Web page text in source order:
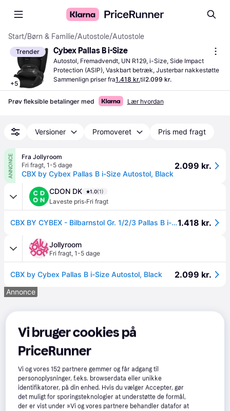
Start/Børn & Familie/Autostole/Autostole
Trender
+5
Cybex Pallas B i-Size
Autostol, Fremadvendt, UN R129, i-Size, Side Impact
Protection (ASIP), Vaskbart betræk, Justerbar nakkestøtte
Sammenlign priser fra1.418 kr.til2.099 kr.
Prøv fleksible betalinger med Lær hvordan
Versioner Promoveret Pris med fragt
ANNONCE
Fra Jollyroom
Fri fragt, 1-5 dage
CBX by Cybex Pallas B i-Size Autostol, Black
2.099 kr.
CDON DK 1.0(1)
Laveste pris·Fri fragt
CBX BY CYBEX - Bilbarnstol Gr. 1/2/3 Pallas B i-Size Pure black - Svart1.418 kr.
Jollyroom
Fri fragt, 1-5 dage
CBX by Cybex Pallas B i-Size Autostol, Black 2.099 kr.
Annonce
Vi bruger cookies på
PriceRunner
Vi og vores152 partnere gemmer og får adgang til
personoplysninger, f.eks. browserdata eller unikke
identifikatorer, på din enhed. Hvis du vælger Accepter, gør
det muligt for sporingsteknologier at understøtte de formål,
der er vist under »Vi og vores partnere behandler datafor at